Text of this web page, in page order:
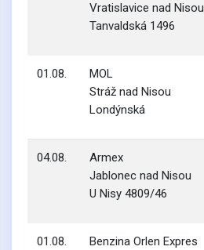
Vratislavice nad Nisou
Tanvaldská 1496
01.08.
MOL
Stráž nad Nisou
Londýnská
04.08.
Armex
Jablonec nad Nisou
U Nisy 4809/46
01.08.
Benzina Orlen Expres